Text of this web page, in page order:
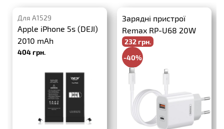
Для A1529
Apple iPhone 5s (DEJI)
2010 mAh
404 грн.
Зарядні пристрої
Remax RP-U68 20W
PD+QC3.0 + USB-C-
Lightning
232 грн.
-40%
386 грн.